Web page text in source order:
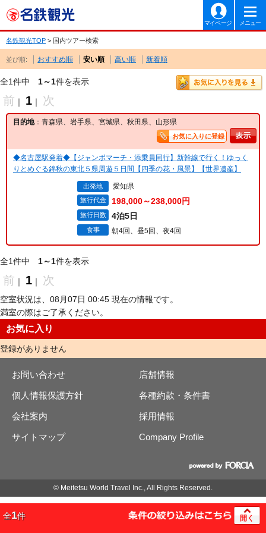
マイページ メニュー
名鉄観光TOP > 国内ツアー検索
並び順: おすすめ順 安い順 高い順 新着順
全1件中 1～1件を表示
前 ｜ 1 ｜ 次
目的地：青森県、岩手県、宮城県、秋田県、山形県
お気に入りに登録
◆名古屋駅発着◆【ジャンボマーチ・添乗員同行】新幹線で行く！ゆっく
りとめぐる錦秋の東北５県周遊５日間【四季の花・風景】【世界遺産】
出発地 愛知県
旅行代金 198,000～238,000円
旅行日数 4泊5日
食事 朝4回、昼5回、夜4回
全1件中 1～1件を表示
前 ｜ 1 ｜ 次
空室状況は、08月07日 00:45 現在の情報です。
満室の際はご了承ください。
お気に入り
登録がありません
お問い合わせ 店舗情報
個人情報保護方針 各種約款・条件書
会社案内 採用情報
サイトマップ Company Profile
© Meitetsu World Travel Inc., All Rights Reserved.
全1件 開く